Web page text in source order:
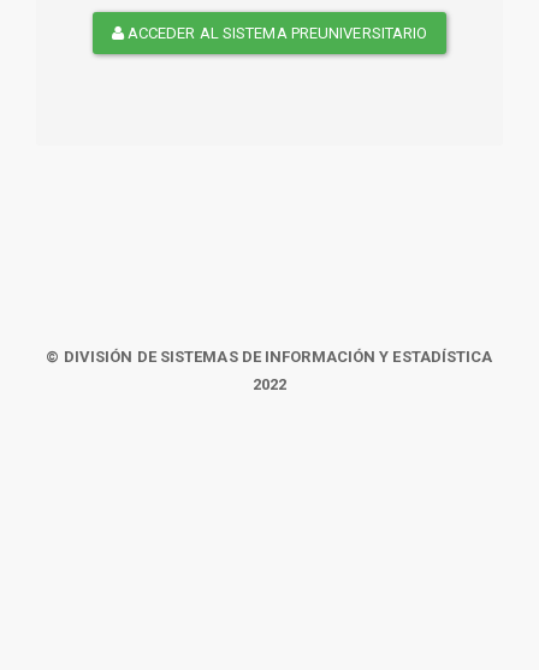
ACCEDER AL SISTEMA PREUNIVERSITARIO
© DIVISIÓN DE SISTEMAS DE INFORMACIÓN Y ESTADÍSTICA
2022